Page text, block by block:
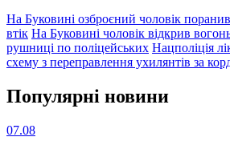
На Буковині озброєний чоловік поранив
втік На Буковині чоловік відкрив
рушниці по поліцейських Нацполіція
схему з переправлення ухилянтів за
Популярнi новини
07.08